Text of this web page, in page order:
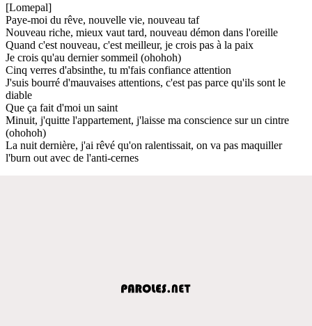
[Lomepal]
Paye-moi du rêve, nouvelle vie, nouveau taf
Nouveau riche, mieux vaut tard, nouveau démon dans l'oreille
Quand c'est nouveau, c'est meilleur, je crois pas à la paix
Je crois qu'au dernier sommeil (ohohoh)
Cinq verres d'absinthe, tu m'fais confiance attention
J'suis bourré d'mauvaises attentions, c'est pas parce qu'ils sont le
diable
Que ça fait d'moi un saint
Minuit, j'quitte l'appartement, j'laisse ma conscience sur un cintre
(ohohoh)
La nuit dernière, j'ai rêvé qu'on ralentissait, on va pas maquiller
l'burn out avec de l'anti-cernes